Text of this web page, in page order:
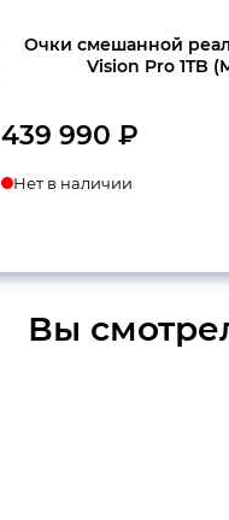
Очки смешанной
Vision Pro 1TB
439 990 ₽
Нет в наличии
Вы